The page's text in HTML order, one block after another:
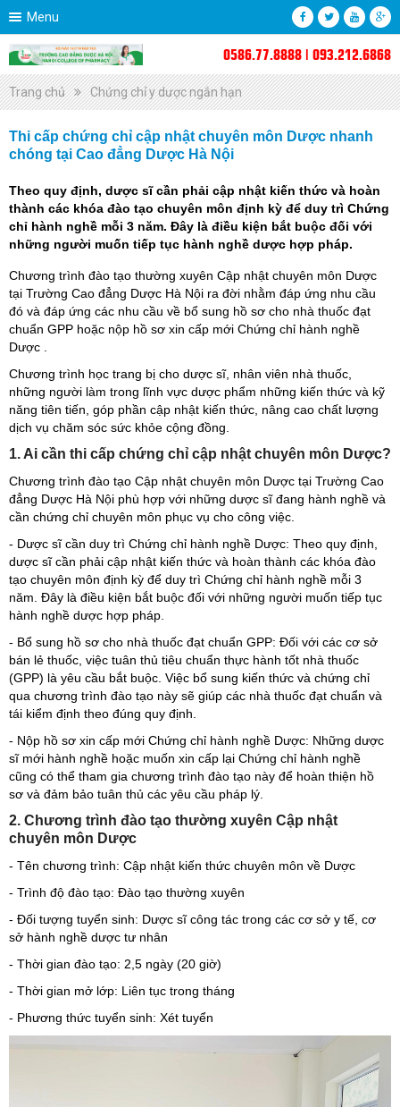
Menu
0586.77.8888 | 093.212.6868
Trang chủ Chứng chỉ y dược ngắn hạn
Thi cấp chứng chỉ cập nhật chuyên môn Dược nhanh
chóng tại Cao đẳng Dược Hà Nội
Theo quy định, dược sĩ cần phải cập nhật kiến thức và hoàn
thành các khóa đào tạo chuyên môn định kỳ để duy trì Chứng
chỉ hành nghề mỗi 3 năm. Đây là điều kiện bắt buộc đối với
những người muốn tiếp tục hành nghề dược hợp pháp.
Chương trình đào tạo thường xuyên Cập nhật chuyên môn Dược
tại Trường Cao đẳng Dược Hà Nội ra đời nhằm đáp ứng nhu cầu
đó và đáp ứng các nhu cầu về bổ sung hồ sơ cho nhà thuốc đạt
chuẩn GPP hoặc nộp hồ sơ xin cấp mới Chứng chỉ hành nghề
Dược .
Chương trình học trang bị cho dược sĩ, nhân viên nhà thuốc,
những người làm trong lĩnh vực dược phẩm những kiến thức và kỹ
năng tiên tiến, góp phần cập nhật kiến thức, nâng cao chất lượng
dịch vụ chăm sóc sức khỏe cộng đồng.
1. Ai cần thi cấp chứng chỉ cập nhật chuyên môn Dược?
Chương trình đào tạo Cập nhật chuyên môn Dược tại Trường Cao
đẳng Dược Hà Nội phù hợp với những dược sĩ đang hành nghề và
cần chứng chỉ chuyên môn phục vụ cho công việc.
- Dược sĩ cần duy trì Chứng chỉ hành nghề Dược: Theo quy định,
dược sĩ cần phải cập nhật kiến thức và hoàn thành các khóa đào
tạo chuyên môn định kỳ để duy trì Chứng chỉ hành nghề mỗi 3
năm. Đây là điều kiện bắt buộc đối với những người muốn tiếp tục
hành nghề dược hợp pháp.
- Bổ sung hồ sơ cho nhà thuốc đạt chuẩn GPP: Đối với các cơ sở
bán lẻ thuốc, việc tuân thủ tiêu chuẩn thực hành tốt nhà thuốc
(GPP) là yêu cầu bắt buộc. Việc bổ sung kiến thức và chứng chỉ
qua chương trình đào tạo này sẽ giúp các nhà thuốc đạt chuẩn và
tái kiểm định theo đúng quy định.
- Nộp hồ sơ xin cấp mới Chứng chỉ hành nghề Dược: Những dược
sĩ mới hành nghề hoặc muốn xin cấp lại Chứng chỉ hành nghề
cũng có thể tham gia chương trình đào tạo này để hoàn thiện hồ
sơ và đảm bảo tuân thủ các yêu cầu pháp lý.
2. Chương trình đào tạo thường xuyên Cập nhật
chuyên môn Dược
- Tên chương trình: Cập nhật kiến thức chuyên môn về Dược
- Trình độ đào tạo: Đào tạo thường xuyên
- Đối tượng tuyển sinh: Dược sĩ công tác trong các cơ sở y tế, cơ
sở hành nghề dược tư nhân
- Thời gian đào tạo: 2,5 ngày (20 giờ)
- Thời gian mở lớp: Liên tục trong tháng
- Phương thức tuyển sinh: Xét tuyển